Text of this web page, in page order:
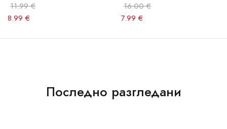
11.99 €
8.99 €
16.00 €
7.99 €
Последно разгледани